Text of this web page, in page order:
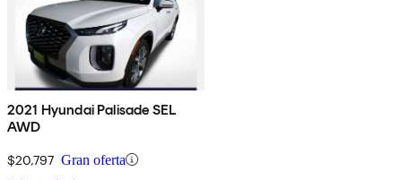
2021 Hyundai Palisade SEL
AWD
$20,797 Gran oferta